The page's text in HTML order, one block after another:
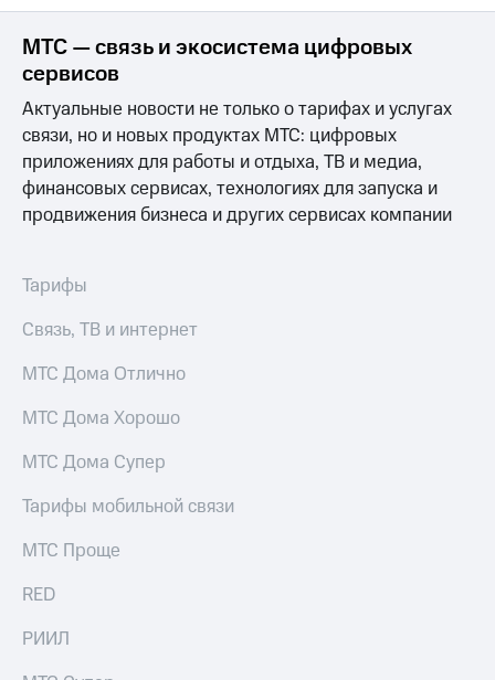
Перейти
со своим
номером
Поддержка
и подписки
МТС
Premium
музыка
другое
Семейная
группа
Скидка
на тарифы,
общие
и услуги,
Семейная
группа
Скидка
на тарифы,
общие
подписки
и услуги,
доступ
к геолокации
Всё
рукой
что
есть
приложении
МТС — связь и экосистема цифровых
сервисов
Актуальные новости не только о тарифах и услугах
связи, но и новых продуктах МТС: цифровых
приложениях для работы и отдыха, ТВ и медиа,
финансовых сервисах, технологиях для запуска и
продвижения бизнеса и других сервисах компании
Тарифы
Связь, ТВ и интернет
МТС Дома Отлично
МТС Дома Хорошо
МТС Дома Супер
Тарифы мобильной связи
МТС Проще
RED
РИИЛ